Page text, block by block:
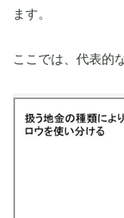
ます。
ここでは、代表的